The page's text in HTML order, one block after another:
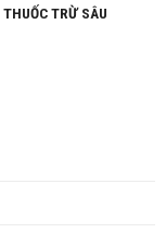
THUỐC TRỪ SÂU